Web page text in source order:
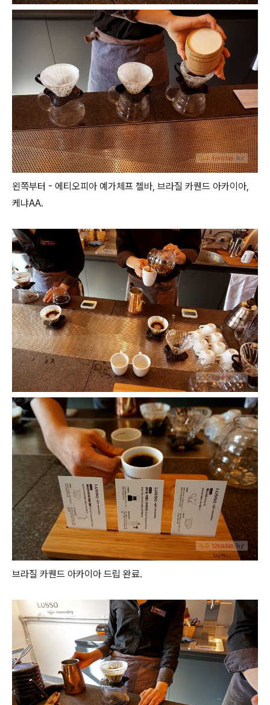
왼쪽부터 - 에티오피아 예가체프 첼바, 브라질 카퀜드 아카이아,
케냐AA.
브라질 카퀜드 아카이아 드립 완료.